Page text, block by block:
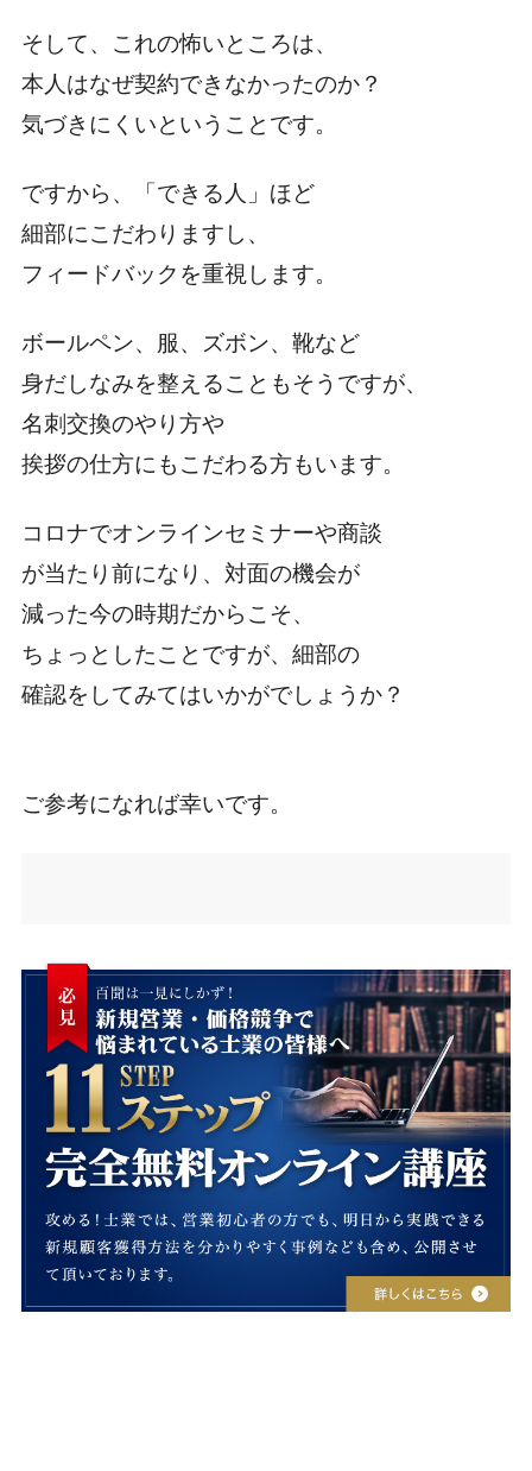
そして、これの怖いところは、
本人はなぜ契約できなかったのか？
気づきにくいということです。
ですから、「できる人」ほど
細部にこだわりますし、
フィードバックを重視します。
ボールペン、服、ズボン、靴など
身だしなみを整えることもそうですが、
名刺交換のやり方や
挨拶の仕方にもこだわる方もいます。
コロナでオンラインセミナーや商談
が当たり前になり、対面の機会が
減った今の時期だからこそ、
ちょっとしたことですが、細部の
確認をしてみてはいかがでしょうか？
ご参考になれば幸いです。